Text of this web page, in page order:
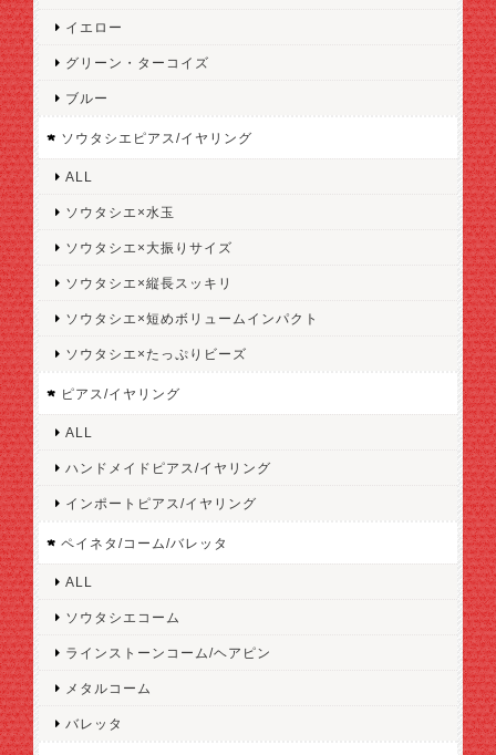
イエロー
グリーン・ターコイズ
ブルー
ソウタシエピアス/イヤリング
ALL
ソウタシエ×水玉
ソウタシエ×大振りサイズ
ソウタシエ×縦長スッキリ
ソウタシエ×短めボリュームインパクト
ソウタシエ×たっぷりビーズ
ピアス/イヤリング
ALL
ハンドメイドピアス/イヤリング
インポートピアス/イヤリング
ペイネタ/コーム/バレッタ
ALL
ソウタシエコーム
ラインストーンコーム/ヘアピン
メタルコーム
バレッタ